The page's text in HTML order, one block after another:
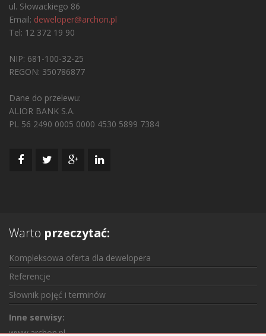
ul. Słowackiego 86
Email: deweloper@archon.pl
Tel: 12 372 19 90
NIP: 681-100-32-25
REGON: 350786877
Dane do przelewu:
ALIOR BANK S.A.
PL 56 2490 0005 0000 4530 5899 7384
Warto przeczytać:
Kompleksowa oferta dla dewelopera
Referencje
Słownik pojęć i terminów
Inne serwisy:
www.archon.pl